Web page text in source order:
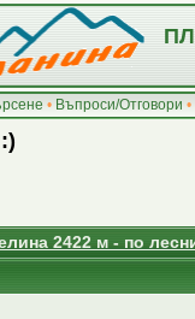
• Въпроси/Отговори •
2422 м - по